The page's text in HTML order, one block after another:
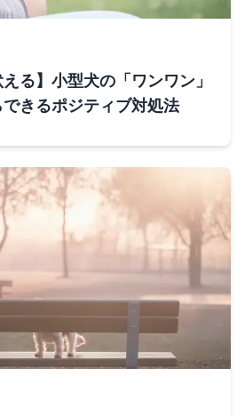
える】小型犬の「ワンワン」
きるポジティブ対処法